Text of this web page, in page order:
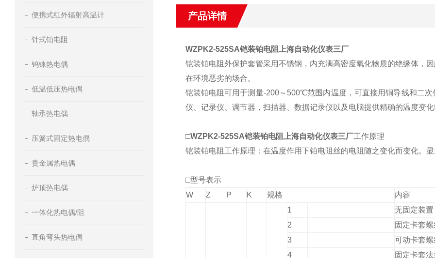
便携式红外辐射高温计
针式铂电阻
钨铼热电偶
低温低压热电偶
轴承热电偶
压簧式固定热电偶
贵金属热电偶
炉顶热电偶
一体化热电偶/阻
直角弯头热电偶
产品详情
WZPK2-525SA铠装铂电阻上海自动化仪表三厂
铠装铂电阻外保护套管采用不锈钢，内充满高密度氧化物质的绝缘体，
在环境恶劣的场合。
铠装铂电阻可用于测量-200～500℃范围内温度，可直接用铜导线和二
仪、记录仪、调节器，扫描器、数据记录仪以及电脑提供精确的温度变
□WZPK2-525SA铠装铂电阻上海自动化仪表三厂工作原理
铠装铂电阻工作原理：在温度作用下铂电阻丝的电阻随之变化而变化。
□型号表示
W
Z P K 规格 内容
1
无固定装置
2
固定卡套螺
3
可动卡套螺
4
固定卡套法